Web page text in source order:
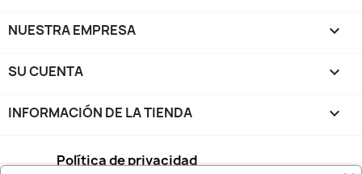
NUESTRA EMPRESA 
SU CUENTA 
INFORMACIÓN DE LA TIENDA keyboard_arrow_down
Política de privacidad